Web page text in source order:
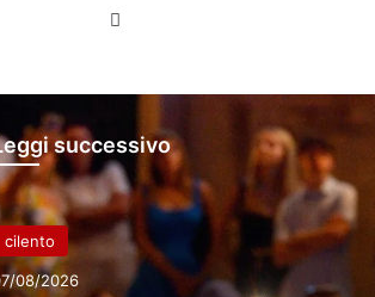
successivo
cilento
08/2026